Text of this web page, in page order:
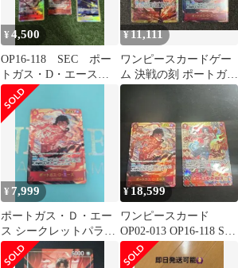
¥4,500
OP16-118 SEC ポー
トガス・D・エース
パラレル ワンピー
ス +おまけ
¥11,111
ワンピースカードゲー
ム 決戦の刻 ポートガ
ス・D・エース SEC 2
¥ 7,999
ポートガス・Ｄ・エー
ス シークレットパラレ
ル ワンピース 決戦の刻
¥18,599
ワンピースカード
OP02-013 OP16-118 SP
パラレル エース